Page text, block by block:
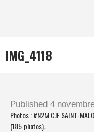
IMG_4118
Published 4
Photos : #N2M CJF SAINT-
(185 photos).